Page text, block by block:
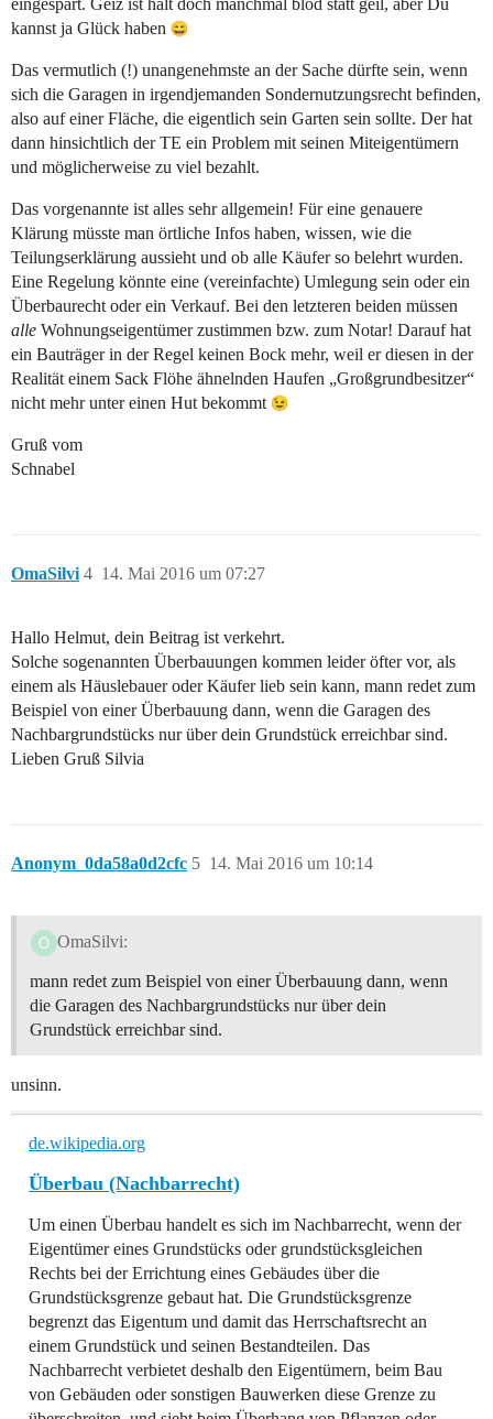
eingespart. Geiz ist halt doch manchmal blöd statt geil, aber Du
kannst ja Glück haben
Das vermutlich (!) unangenehmste an der Sache dürfte sein, wenn
sich die Garagen in irgendjemanden Sondernutzungsrecht befinden,
also auf einer Fläche, die eigentlich sein Garten sein sollte. Der hat
dann hinsichtlich der TE ein Problem mit seinen Miteigentümern
und möglicherweise zu viel bezahlt.
Das vorgenannte ist alles sehr allgemein! Für eine genauere
Klärung müsste man örtliche Infos haben, wissen, wie die
Teilungserklärung aussieht und ob alle Käufer so belehrt wurden.
Eine Regelung könnte eine (vereinfachte) Umlegung sein oder ein
Überbaurecht oder ein Verkauf. Bei den letzteren beiden müssen
alle Wohnungseigentümer zustimmen bzw. zum Notar! Darauf hat
ein Bauträger in der Regel keinen Bock mehr, weil er diesen in der
Realität einem Sack Flöhe ähnelnden Haufen „Großgrundbesitzer“
nicht mehr unter einen Hut bekommt
Gruß vom
Schnabel
OmaSilvi 14. Mai 2016 um 07:27
4
Hallo Helmut, dein Beitrag ist verkehrt.
Solche sogenannten Überbauungen kommen leider öfter vor, als
einem als Häuslebauer oder Käufer lieb sein kann, mann redet zum
Beispiel von einer Überbauung dann, wenn die Garagen des
Nachbargrundstücks nur über dein Grundstück erreichbar sind.
Lieben Gruß Silvia
Anonym_0da58a0d2cfc 14. Mai 2016 um 10:14
5
OmaSilvi:
mann redet zum Beispiel von einer Überbauung dann, wenn
die Garagen des Nachbargrundstücks nur über dein
Grundstück erreichbar sind.
unsinn.
de.wikipedia.org
Überbau (Nachbarrecht)
Um einen Überbau handelt es sich im Nachbarrecht, wenn der
Eigentümer eines Grundstücks oder grundstücksgleichen
Rechts bei der Errichtung eines Gebäudes über die
Grundstücksgrenze gebaut hat. Die Grundstücksgrenze
begrenzt das Eigentum und damit das Herrschaftsrecht an
einem Grundstück und seinen Bestandteilen. Das
Nachbarrecht verbietet deshalb den Eigentümern, beim Bau
von Gebäuden oder sonstigen Bauwerken diese Grenze zu